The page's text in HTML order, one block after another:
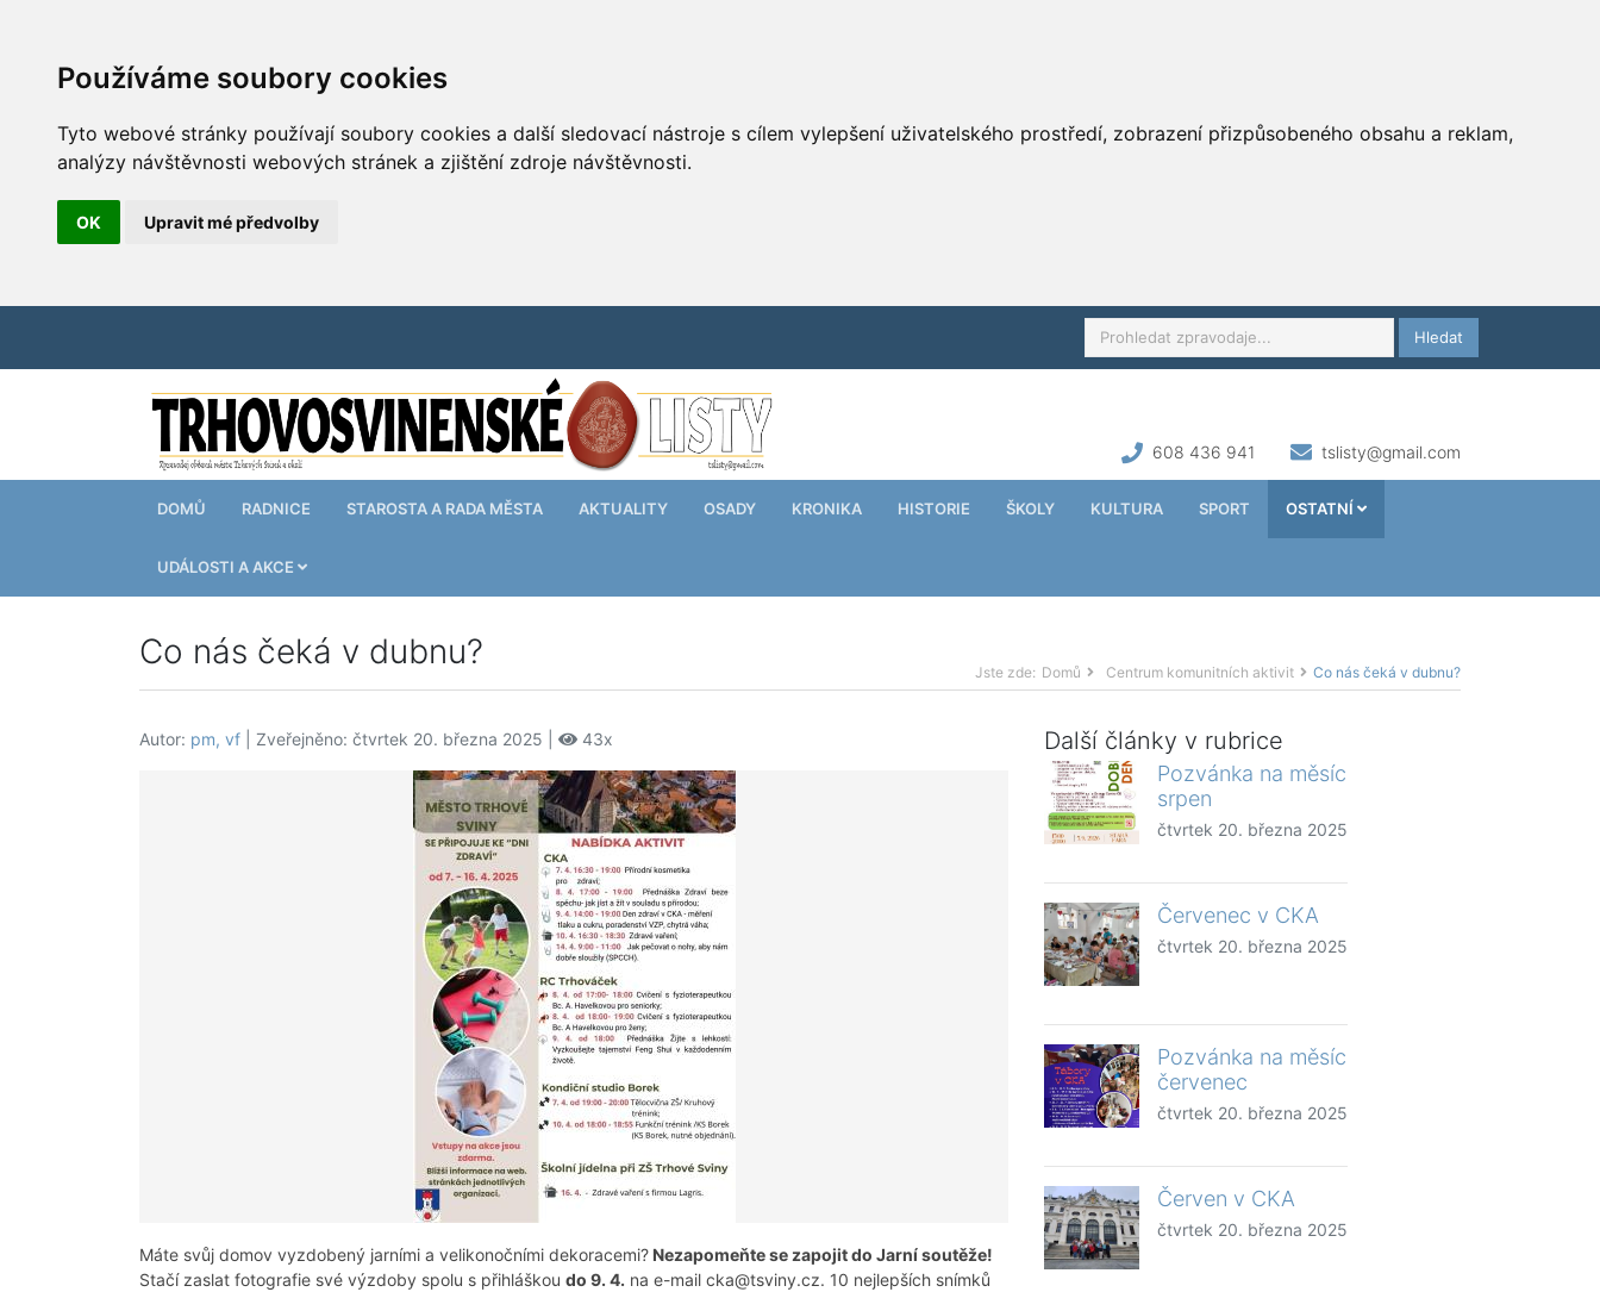
Používáme soubory cookies
Tyto webové stránky používají soubory cookies a další sledovací nástroje s cílem vylepšení uživatelského prostředí, zobrazení přizpůsobeného obsahu a reklam,
analýzy návštěvnosti webových stránek a zjištění zdroje návštěvnosti.
OK Upravit mé předvolby
Hledat
608 436 941 tslisty@gmail.com
DOMŮ RADNICE STAROSTA A RADA MĚSTA AKTUALITY OSADY KRONIKA HISTORIE ŠKOLY KULTURA SPORT OSTATNÍ
UDÁLOSTI A AKCE
Co nás čeká v dubnu?
Jste zde: Domů Centrum komunitních aktivit Co nás čeká v dubnu?
Autor: pm, vf | Zveřejněno: čtvrtek 20. března 2025 | 43x
Máte svůj domov vyzdobený jarními a velikonočními dekoracemi? Nezapomeňte se zapojit do Jarní soutěže!
Stačí zaslat fotografie své výzdoby spolu s přihláškou do 9. 4. na e-mail cka@tsviny.cz. 10 nejlepších snímků
Další články v rubrice
Pozvánka na měsíc
srpen
čtvrtek 20. března 2025
Červenec v CKA
čtvrtek 20. března 2025
Pozvánka na měsíc
červenec
čtvrtek 20. března 2025
Červen v CKA
čtvrtek 20. března 2025